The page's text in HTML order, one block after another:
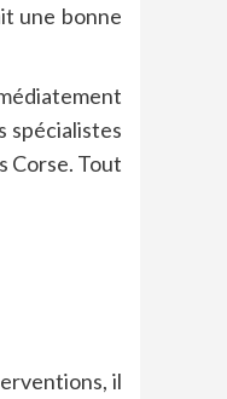
une bonne
spécialistes
Corse. Tout
il